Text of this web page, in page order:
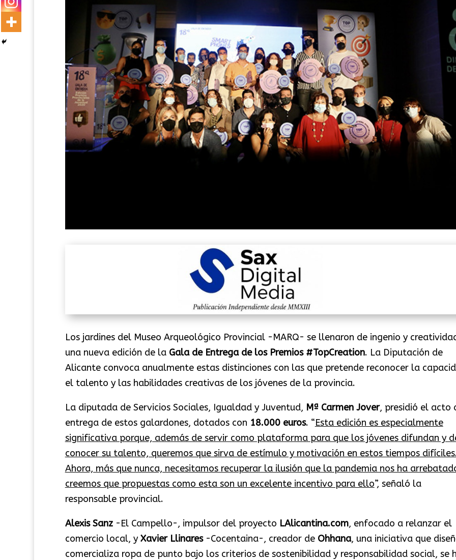
Los jardines del Museo Arqueológico Provincial -MARQ- se llenaron de ingenio y
una nueva edición de la Gala de Entrega de los Premios #TopCreation. La Diputación de
Alicante convoca anualmente estas distinciones con las que pretende reconocer la
el talento y las habilidades creativas de los jóvenes de la provincia.
La diputada de Servicios Sociales, Igualdad y Juventud, Mª Carmen Jover, presidió el acto
entrega de estos galardones, dotados con 18.000 euros. “Esta edición es especialmente
significativa porque, además de servir como plataforma para que los jóvenes difundan y
conocer su talento, queremos que sirva de estímulo y motivación en estos tiempos
Ahora, más que nunca, necesitamos recuperar la ilusión que la pandemia nos ha
creemos que propuestas como esta son un excelente incentivo para ello”, señaló la
responsable provincial.
Alexis Sanz -El Campello-, impulsor del proyecto LAlicantina.com, enfocado a relanzar el
comercio local, y Xavier Llinares -Cocentaina-, creador de Ohhana, una iniciativa que
comercializa ropa de punto bajo los criterios de sostenibilidad y responsabilidad social, se